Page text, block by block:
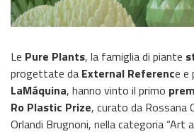
Le Pure Plants, la famiglia di piante
progettate da External Reference e
LaMáquina, hanno vinto il primo
Ro Plastic Prize, curato da Rossana
Orlandi Brugnoni, nella categoria “Art